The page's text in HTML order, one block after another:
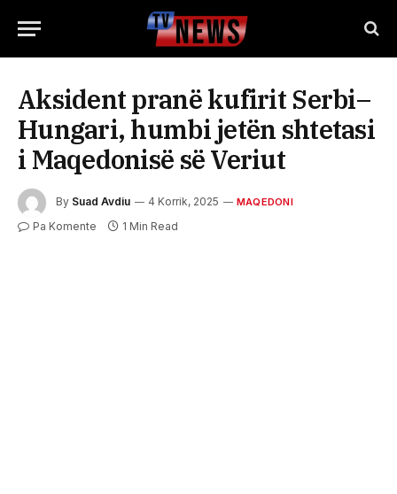
Aksident pranë kufirit Serbi–
Hungari, humbi jetën shtetasi
i Maqedonisë së Veriut
By Suad Avdiu 4 Korrik, 2025 MAQEDONI
Pa Komente 1 Min Read